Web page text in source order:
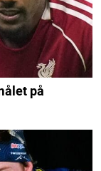
på